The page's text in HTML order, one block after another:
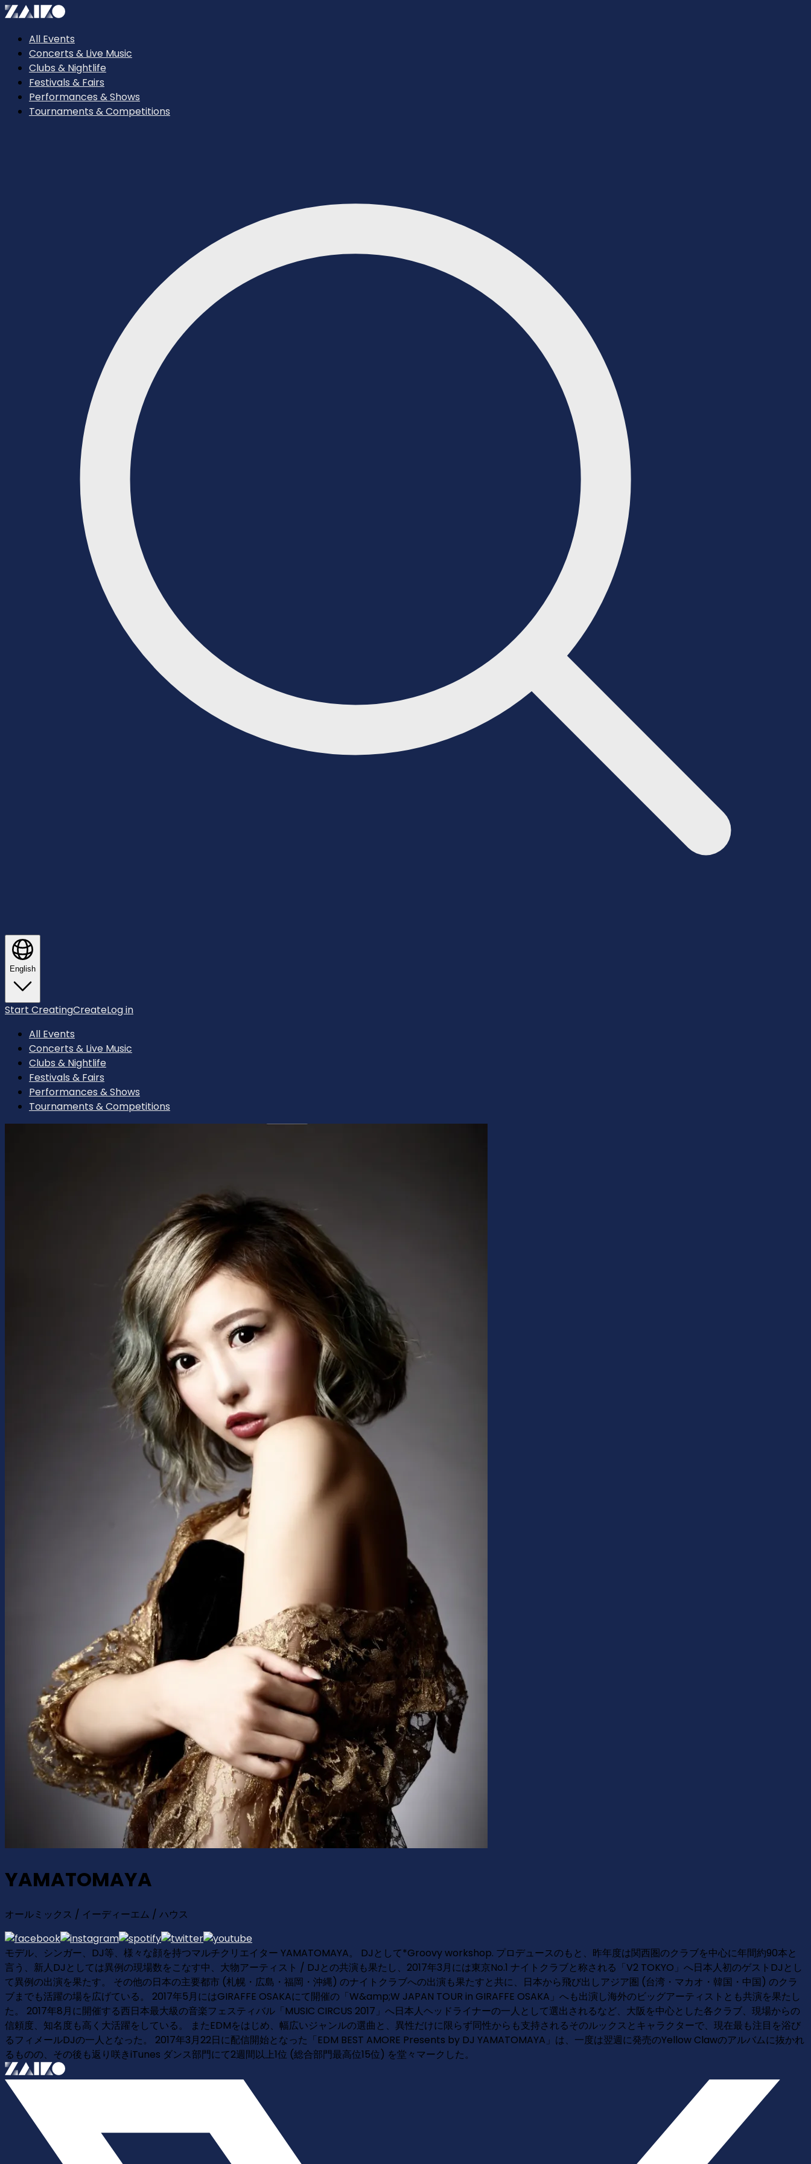
All Events
Concerts & Live Music
Clubs & Nightlife
Festivals & Fairs
Performances & Shows
Tournaments & Competitions
English
Start CreatingCreateLog in
All Events
Concerts & Live Music
Clubs & Nightlife
Festivals & Fairs
Performances & Shows
Tournaments & Competitions
YAMATOMAYA
オールミックス / イーディーエム / ハウス
モデル、シンガー、DJ等、様々な顔を持つマルチクリエイター YAMATOMAYA。 DJとして*Groovy workshop. プロデュースのもと、昨年度は関西圏のクラブを中心に年間約90本と
言う、新人DJとしては異例の現場数をこなす中、大物アーティスト / DJとの共演も果たし、2017年3月には東京No.1 ナイトクラブと称される「V2 TOKYO」へ日本人初のゲストDJとし
て異例の出演を果たす。 その他の日本の主要都市 (札幌・広島・福岡・沖縄) のナイトクラブへの出演も果たすと共に、日本から飛び出しアジア圏 (台湾・マカオ・韓国・中国) のクラ
ブまでも活躍の場を広げている。 2017年5月にはGIRAFFE OSAKAにて開催の「W&amp;W JAPAN TOUR in GIRAFFE OSAKA」へも出演し海外のビッグアーティストとも共演を果たし
た。 2017年8月に開催する西日本最大級の音楽フェスティバル「MUSIC CIRCUS 2017」へ日本人ヘッドライナーの一人として選出されるなど、大阪を中心とした各クラブ、現場からの
信頼度、知名度も高く大活躍をしている。 またEDMをはじめ、幅広いジャンルの選曲と、異性だけに限らず同性からも支持されるそのルックスとキャラクターで、現在最も注目を浴び
るフィメールDJの一人となった。 2017年3月22日に配信開始となった「EDM BEST AMORE Presents by DJ YAMATOMAYA」は、一度は翌週に発売のYellow Clawのアルバムに抜かれ
るものの、その後も返り咲きiTunes ダンス部門にて2週間以上1位 (総合部門最高位15位) を堂々マークした。